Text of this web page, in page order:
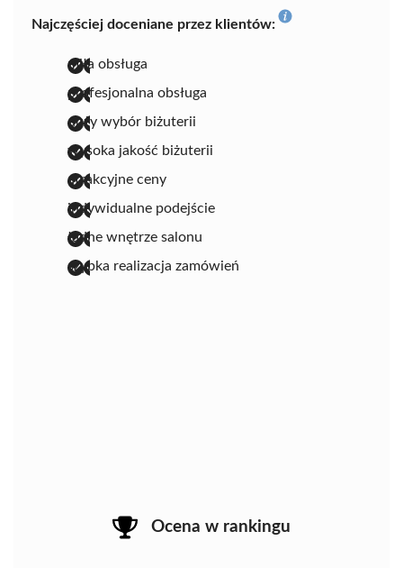
Najczęściej doceniane przez klientów:
miła obsługa
profesjonalna obsługa
duży wybór biżuterii
wysoka jakość biżuterii
atrakcyjne ceny
indywidualne podejście
ładne wnętrze salonu
szybka realizacja zamówień
Ocena w rankingu